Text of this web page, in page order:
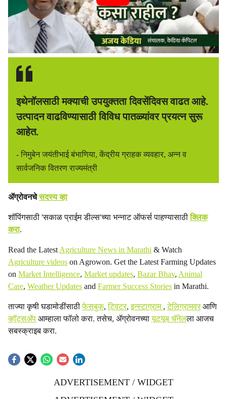
इथेनॉलसाठी मक्याची उपयुक्तता दिवसेंदिवस वाढत आहे.
उत्पादन वाढविण्यासाठी विविध पातळ्यांवर प्रयत्न सुरू
आहेत.
- निमुबेन जयंतीभाई बंभाणिया, केंद्रीय ग्राहक व्यवहार, अन्न व
सार्वजनिक वितरण राज्यमंत्री
ॲग्रोवनचेसदस्य व्हा
शॉपिंगसाठी 'सकाळ प्राईम डील्स'च्या भन्नाट ऑफर्स पाहण्यासाठीक्लिक
करा.
Read the Latest Agriculture News in Marathi & Watch
Agriculture videos on Agrowon. Get the Latest Farming Updates
on Market Intelligence, Market updates, Bazar Bhav, Animal
Care, Weather Updates and Farmer Success Stories in Marathi.
ताज्या कृषी घडामोडींसाठीफेसबुक,ट्विटर,इन्स्टाग्राम ,टेलिग्रामवरआणि
व्हॉट्सॲप आम्हाला फॉलो करा. तसेच, ॲग्रोवनच्यायूट्यूब चॅनेलला आजच
सबस्क्राइब करा.
ADVERTISEMENT / WIDGET